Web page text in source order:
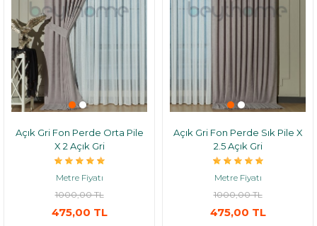
Açık Gri Fon Perde Orta Pile
X 2 Açık Gri
Metre Fiyatı
1000,00 TL
475,00 TL
Açık Gri Fon Perde Sık Pile X
2.5 Açık Gri
Metre Fiyatı
1000,00 TL
475,00 TL